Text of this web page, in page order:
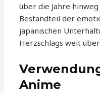
über die Jahre
Bestandteil der
japanischen
Herzschlags weit
Anime